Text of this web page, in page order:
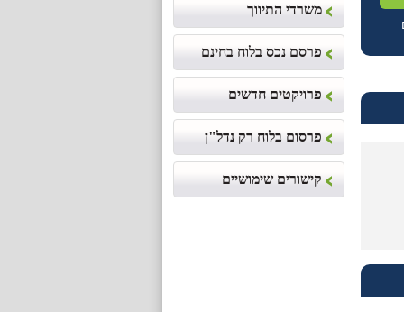
משרדי התיווך
פרסם נכס בלוח בחינם
פרויקטים חדשים
פרסום בלוח רק נדל"ן
קישורים שימושיים